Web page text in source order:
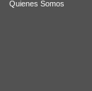
Quienes Somos